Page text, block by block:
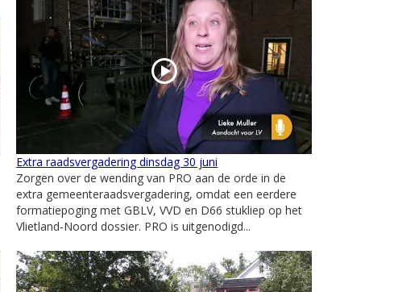
Extra raadsvergadering dinsdag 30 juni
Zorgen over de wending van PRO aan de orde in de
extra gemeenteraadsvergadering, omdat een eerdere
formatiepoging met GBLV, VVD en D66 stukliep op het
Vlietland-Noord dossier. PRO is uitgenodigd...